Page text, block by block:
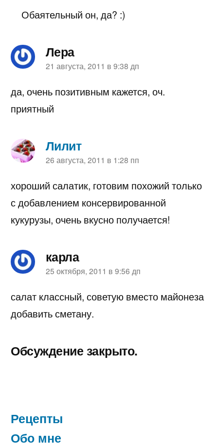
Обаятельный он, да? :)
Лера
пишет:
21 августа, 2011 в 9:38 дп
да, очень позитивным кажется, оч.
приятный
Лилит
пишет:
26 августа, 2011 в 1:28 пп
хороший салатик, готовим похожий только
с добавлением консервированной
кукурузы, очень вкусно получается!
карла
пишет:
25 октября, 2011 в 9:56 дп
салат классный, советую вместо майонеза
добавить сметану.
Обсуждение закрыто.
Рецепты
Обо мне